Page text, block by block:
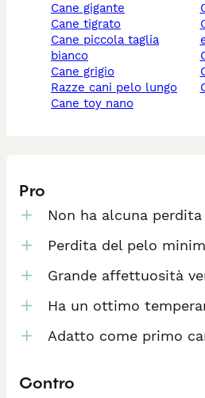
cane gigante
cane tigrato
cane piccola taglia
bianco
cane grigio
razze cani pelo lungo
cane toy nano
Pro
Non ha alcuna
Perdita del pelo
Grande affettuosità
Ha un ottimo
Adatto come primo
Contro